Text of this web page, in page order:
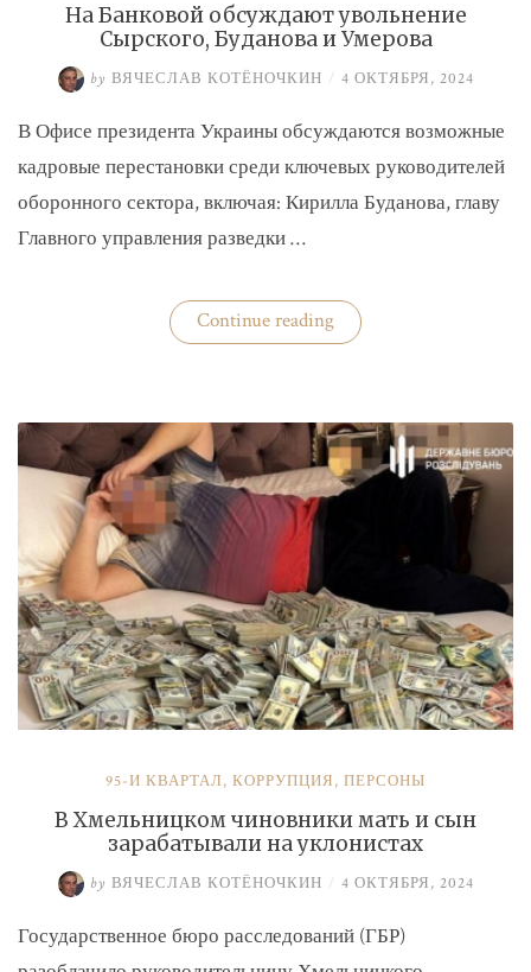
На Банковой обсуждают увольнение
Сырского, Буданова и Умерова
by ВЯЧЕСЛАВ КОТЁНОЧКИН / 4 ОКТЯБРЯ, 2024
В Офисе президента Украины обсуждаются возможные
кадровые перестановки среди ключевых руководителей
оборонного сектора, включая: Кирилла Буданова, главу
Главного управления разведки …
Continue reading«На
Банковой
Буданова
и
Умерова»
95-Й КВАРТАЛ, КОРРУПЦИЯ, ПЕРСОНЫ
В Хмельницком чиновники мать и сын
зарабатывали на уклонистах
by ВЯЧЕСЛАВ КОТЁНОЧКИН / 4 ОКТЯБРЯ, 2024
Государственное бюро расследований (ГБР)